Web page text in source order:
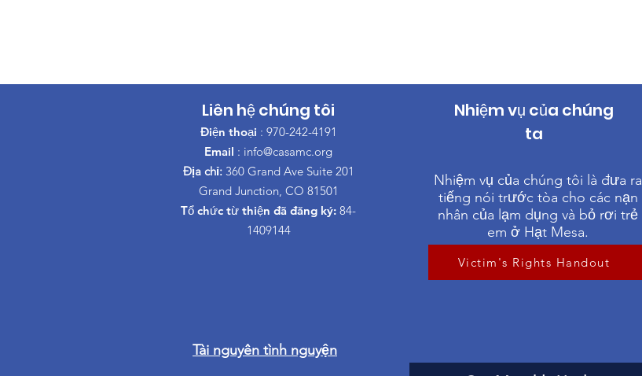
Liên hệ chúng tôi
Điện thoại : 970-242-4191
Email : info@casamc.org
Địa chỉ:360 Grand Ave Suite 201
Grand Junction, CO 81501
Tổ chức từ thiện đã đăng ký: 84-
1409144
Tài nguyên tình nguyện
Nhiệm vụ của chúng
ta
Nhiệm vụ của chúng tôi là đưa ra
tiếng nói trước tòa cho các nạn
nhân của lạm dụng và bỏ rơi trẻ
em ở Hạt Mesa.
Victim's Rights Handout